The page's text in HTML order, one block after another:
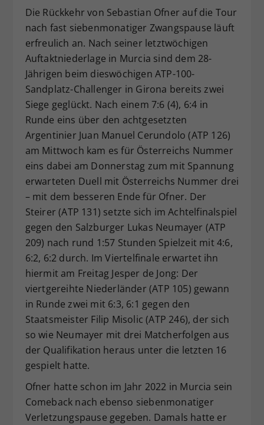
Die Rückkehr von Sebastian Ofner auf die Tour
nach fast siebenmonatiger Zwangspause läuft
erfreulich an. Nach seiner letztwöchigen
Auftaktniederlage in Murcia sind dem 28-
Jährigen beim dieswöchigen ATP-100-
Sandplatz-Challenger in Girona bereits zwei
Siege geglückt. Nach einem 7:6 (4), 6:4 in
Runde eins über den achtgesetzten
Argentinier Juan Manuel Cerundolo (ATP 126)
am Mittwoch kam es für Österreichs Nummer
eins dabei am Donnerstag zum mit Spannung
erwarteten Duell mit Österreichs Nummer drei
– mit dem besseren Ende für Ofner. Der
Steirer (ATP 131) setzte sich im Achtelfinalspiel
gegen den Salzburger Lukas Neumayer (ATP
209) nach rund 1:57 Stunden Spielzeit mit 4:6,
6:2, 6:2 durch. Im Viertelfinale erwartet ihn
hiermit am Freitag Jesper de Jong: Der
viertgereihte Niederländer (ATP 105) gewann
in Runde zwei mit 6:3, 6:1 gegen den
Staatsmeister Filip Misolic (ATP 246), der sich
so wie Neumayer mit drei Matcherfolgen aus
der Qualifikation heraus unter die letzten 16
gespielt hatte.
Ofner hatte schon im Jahr 2022 in Murcia sein
Comeback nach ebenso siebenmonatiger
Verletzungspause gegeben. Damals hatte er
Zweck
Dieser Wert speichert Ihre Consent-
Einstellungen. Unter anderem eine
zufällig generierte ID, für die
historische Speicherung Ihrer
vorgenommen Einstellungen, falls der
Webseiten-Betreiber dies eingestellt
hat.